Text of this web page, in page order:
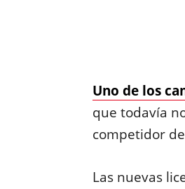
Uno de los
que todavía
competidor
Las nuevas